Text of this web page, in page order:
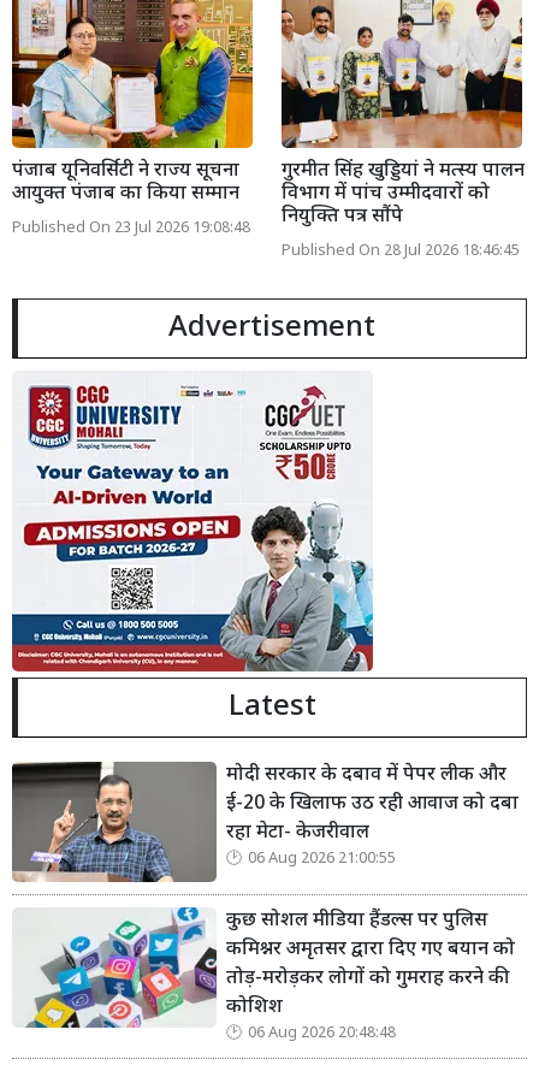
पंजाब यूनिवर्सिटी ने राज्य सूचना
आयुक्त पंजाब का किया सम्मान
Published On 23 Jul 2026 19:08:48
गुरमीत सिंह खुड्डियां ने मत्स्य पालन
विभाग में पांच उम्मीदवारों को
नियुक्ति पत्र सौंपे
Published On 28 Jul 2026 18:46:45
Advertisement
Latest
मोदी सरकार के दबाव में पेपर लीक और
ई-20 के खिलाफ उठ रही आवाज को दबा
रहा मेटा- केजरीवाल
06 Aug 2026 21:00:55
कुछ सोशल मीडिया हैंडल्स पर पुलिस
कमिश्नर अमृतसर द्वारा दिए गए बयान को
तोड़-मरोड़कर लोगों को गुमराह करने की
कोशिश
06 Aug 2026 20:48:48